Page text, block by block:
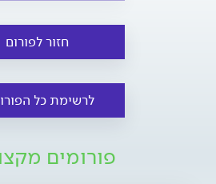
חזור לפורום
לרשימת כל
פורומים